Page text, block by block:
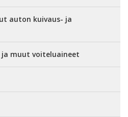
auton kuivaus- ja
muut voiteluaineet